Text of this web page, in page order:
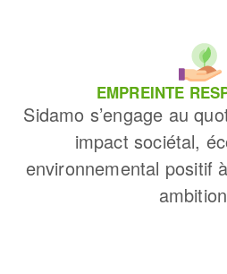
EMPREINTE
Sidamo s’engage au
impact sociétal,
environnemental positif